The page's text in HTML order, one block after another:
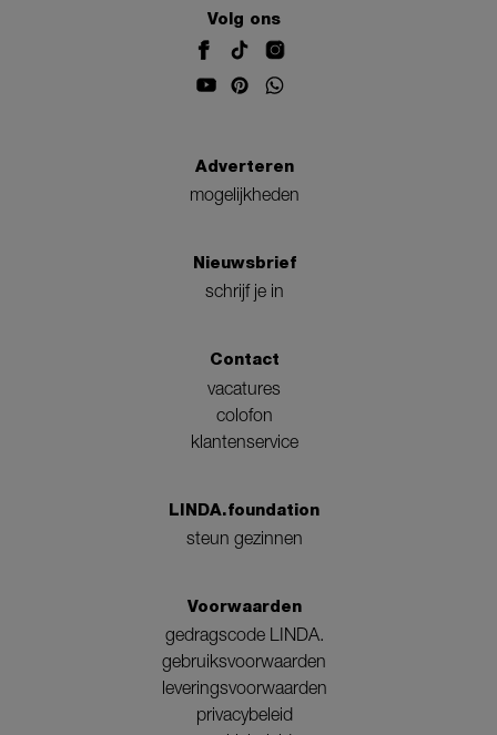
Volg ons
Adverteren
mogelijkheden
Nieuwsbrief
schrijf je in
Contact
vacatures
colofon
klantenservice
LINDA.foundation
steun gezinnen
Voorwaarden
gedragscode LINDA.
gebruiksvoorwaarden
leveringsvoorwaarden
privacybeleid